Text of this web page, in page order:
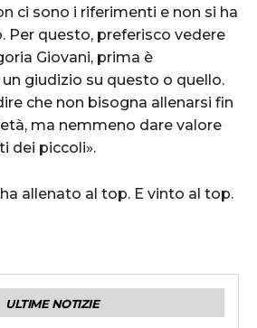
ci sono i riferimenti e non si ha
Per questo, preferisco vedere
Giovani, prima è
giudizio su questo o quello.
che non bisogna allenarsi fin
ma nemmeno dare valore
dei piccoli».
allenato al top. E vinto al top.
ULTIME NOTIZIE